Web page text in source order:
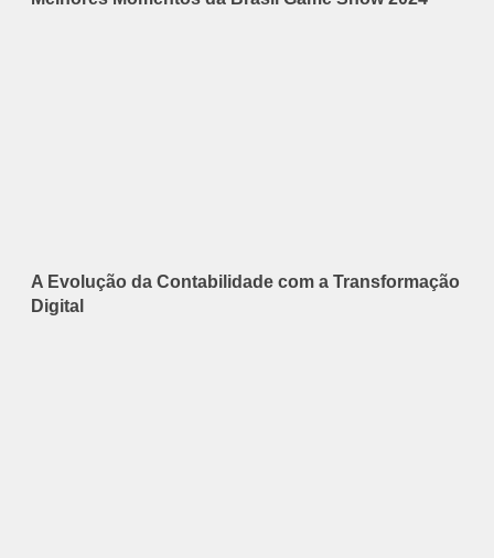
A Evolução da Contabilidade com a Transformação
Digital